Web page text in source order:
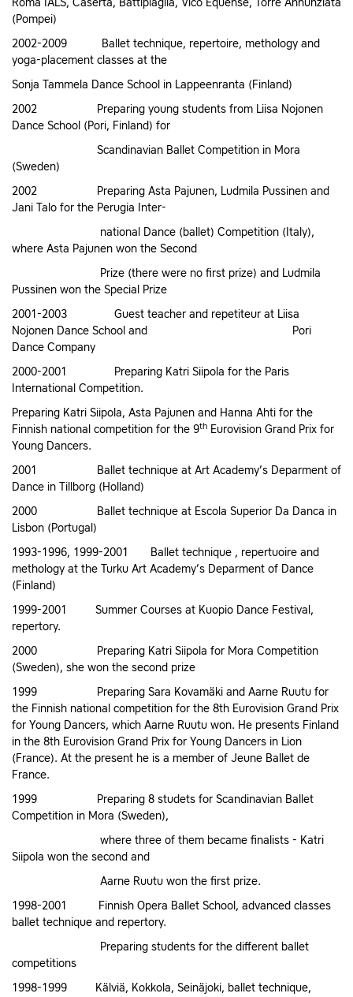
Roma IALS, Caserta, Battiplaglia, Vico Equense, Torre Annunziata
(Pompei)
2002-2009 Ballet technique, repertoire, methology and
yoga-placement classes at the
Sonja Tammela Dance School in Lappeenranta (Finland)
2002 Preparing young students from Liisa Nojonen
Dance School (Pori, Finland) for
Scandinavian Ballet Competition in Mora
(Sweden)
2002 Preparing Asta Pajunen, Ludmila Pussinen and
Jani Talo for the Perugia Inter-
national Dance (ballet) Competition (Italy),
where Asta Pajunen won the Second
Prize (there were no first prize) and Ludmila
Pussinen won the Special Prize
2001-2003 Guest teacher and repetiteur at Liisa
Nojonen Dance School and Pori
Dance Company
2000-2001 Preparing Katri Siipola for the Paris
International Competition.
Preparing Katri Siipola, Asta Pajunen and Hanna Ahti for the
Finnish national competition for the 9th Eurovision Grand Prix for
Young Dancers.
2001 Ballet technique at Art Academy’s Deparment of
Dance in Tillborg (Holland)
2000 Ballet technique at Escola Superior Da Danca in
Lisbon (Portugal)
1993-1996, 1999-2001 Ballet technique , repertuoire and
methology at the Turku Art Academy’s Deparment of Dance
(Finland)
1999-2001 Summer Courses at Kuopio Dance Festival,
repertory.
2000 Preparing Katri Siipola for Mora Competition
(Sweden), she won the second prize
1999 Preparing Sara Kovamäki and Aarne Ruutu for
the Finnish national competition for the 8th Eurovision Grand Prix
for Young Dancers, which Aarne Ruutu won. He presents Finland
in the 8th Eurovision Grand Prix for Young Dancers in Lion
(France). At the present he is a member of Jeune Ballet de
France.
1999 Preparing 8 studets for Scandinavian Ballet
Competition in Mora (Sweden),
where three of them became finalists - Katri
Siipola won the second and
Aarne Ruutu won the first prize.
1998-2001 Finnish Opera Ballet School, advanced classes
ballet technique and repertory.
Preparing students for the different ballet
competitions
1998-1999 Kälviä, Kokkola, Seinäjoki, ballet technique,